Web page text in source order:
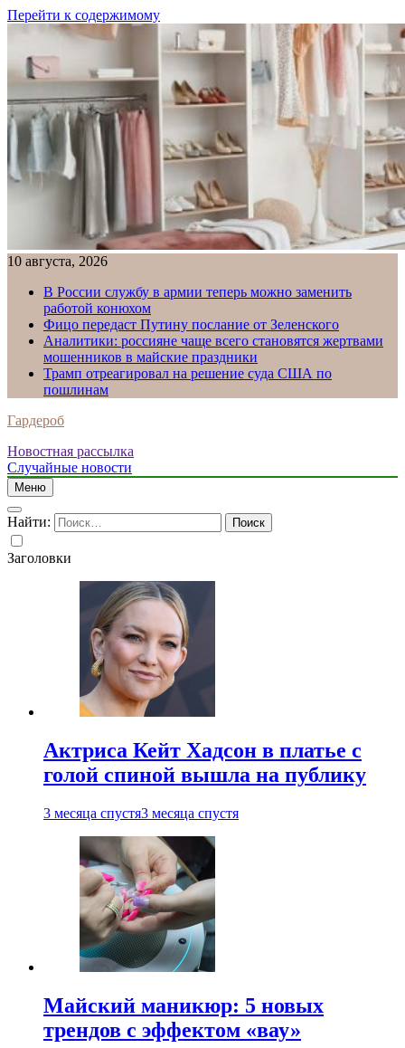
Перейти к содержимому
10 августа, 2026
В России службу в армии теперь можно заменить
работой конюхом
Фицо передаст Путину послание от Зеленского
Аналитики: россияне чаще всего становятся жертвами
мошенников в майские праздники
Трамп отреагировал на решение суда США по
пошлинам
Гардероб
Новостная рассылка
Случайные новости
Меню
Найти:
Заголовки
Актриса Кейт Хадсон в платье с
голой спиной вышла на публику
3 месяца спустя3 месяца спустя
Майский маникюр: 5 новых
трендов с эффектом «вау»